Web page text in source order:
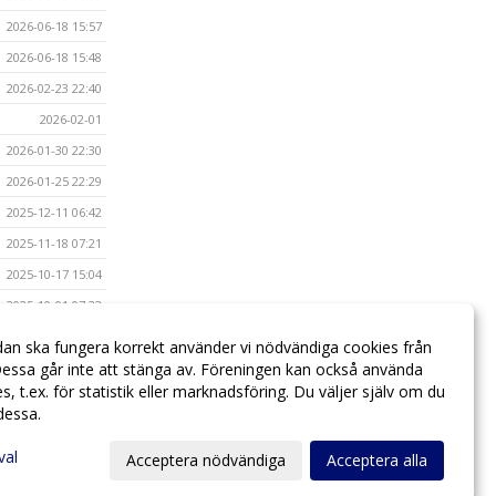
2026-06-18 15:57
2026-06-18 15:48
2026-02-23 22:40
2026-02-01
2026-01-30 22:30
2026-01-25 22:29
2025-12-11 06:42
2025-11-18 07:21
2025-10-17 15:04
2025-10-01 07:33
2025-08-29 14:39
ska fungera korrekt använder vi nödvändiga cookies från
går inte att stänga av. Föreningen kan också använda
t.ex. för statistik eller marknadsföring. Du väljer själv om du
Acceptera nödvändiga Acceptera alla